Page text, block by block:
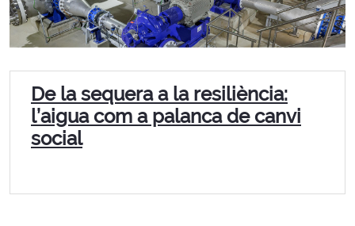
De la sequera a la resiliència:
l’aigua com a palanca de canvi
social